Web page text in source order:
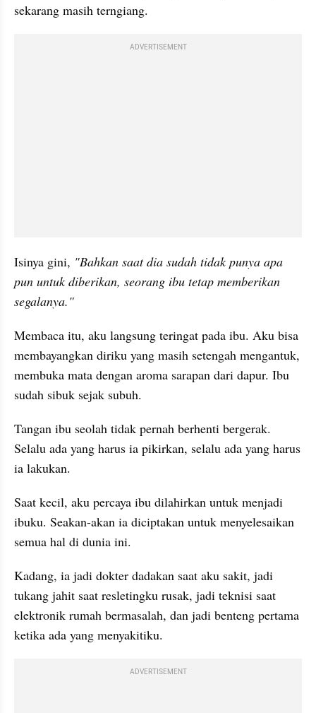
sekarang masih terngiang.
ADVERTISEMENT
Isinya gini, "Bahkan saat dia sudah tidak punya apa
pun untuk diberikan, seorang ibu tetap memberikan
segalanya."
Membaca itu, aku langsung teringat pada ibu. Aku bisa
membayangkan diriku yang masih setengah mengantuk,
membuka mata dengan aroma sarapan dari dapur. Ibu
sudah sibuk sejak subuh.
Tangan ibu seolah tidak pernah berhenti bergerak.
Selalu ada yang harus ia pikirkan, selalu ada yang harus
ia lakukan.
Saat kecil, aku percaya ibu dilahirkan untuk menjadi
ibuku. Seakan-akan ia diciptakan untuk menyelesaikan
semua hal di dunia ini.
Kadang, ia jadi dokter dadakan saat aku sakit, jadi
tukang jahit saat resletingku rusak, jadi teknisi saat
elektronik rumah bermasalah, dan jadi benteng pertama
ketika ada yang menyakitiku.
ADVERTISEMENT